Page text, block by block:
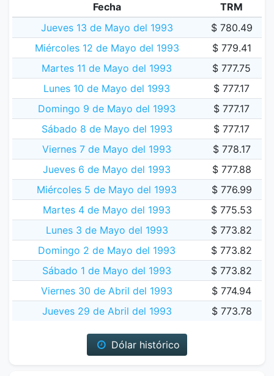
Fecha
TRM
Jueves 13 de Mayo del 1993
$ 780.49
Miércoles 12 de Mayo del 1993
$ 779.41
Martes 11 de Mayo del 1993
$ 777.75
Lunes 10 de Mayo del 1993
$ 777.17
Domingo 9 de Mayo del 1993
$ 777.17
Sábado 8 de Mayo del 1993
$ 777.17
Viernes 7 de Mayo del 1993
$ 778.17
Jueves 6 de Mayo del 1993
$ 777.88
Miércoles 5 de Mayo del 1993
$ 776.99
Martes 4 de Mayo del 1993
$ 775.53
Lunes 3 de Mayo del 1993
$ 773.82
Domingo 2 de Mayo del 1993
$ 773.82
Sábado 1 de Mayo del 1993
$ 773.82
Viernes 30 de Abril del 1993
$ 774.94
Jueves 29 de Abril del 1993
$ 773.78
Dólar histórico